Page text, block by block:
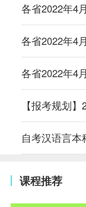
各省2022年4
各省2022年4
各省2022年4
【报考规划
课程推荐